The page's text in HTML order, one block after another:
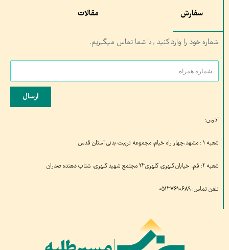
سفارش مقالات
شماره خود را وارد کنید , با شما تماس میگیریم.
ارسال
آدرس:
شعبه ۱ : مشهد،چهار راه خیام, مجموعه تربیت بدنی آستان قدس
شعبه ۲: قم، خیابان کلهری، کلهری۲۳ مجتمع شهید کلهری، شتاب دهنده صدران
تلفن تماس: ۰۵۱۳۷۶۱۰۶۸۹